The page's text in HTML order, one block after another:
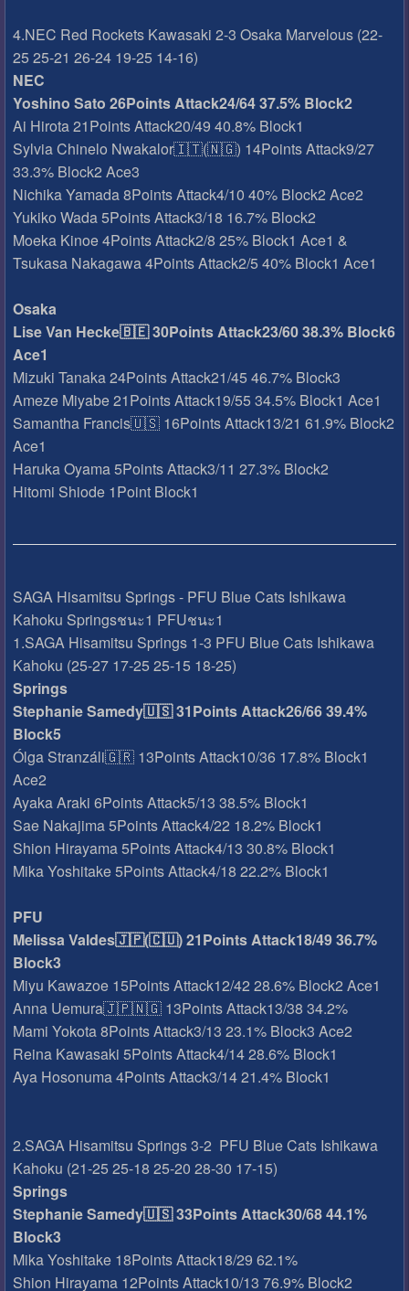
4.NEC Red Rockets Kawasaki 2-3 Osaka Marvelous (22-
25 25-21 26-24 19-25 14-16)
NEC
Yoshino Sato 26Points Attack24/64 37.5% Block2
Ai Hirota 21Points Attack20/49 40.8% Block1
Sylvia Chinelo Nwakalor🇮🇹(🇳🇬) 14Points Attack9/27
33.3% Block2 Ace3
Nichika Yamada 8Points Attack4/10 40% Block2 Ace2
Yukiko Wada 5Points Attack3/18 16.7% Block2
Moeka Kinoe 4Points Attack2/8 25% Block1 Ace1 &
Tsukasa Nakagawa 4Points Attack2/5 40% Block1 Ace1
Osaka
Lise Van Hecke🇧🇪 30Points Attack23/60 38.3% Block6
Ace1
Mizuki Tanaka 24Points Attack21/45 46.7% Block3
Ameze Miyabe 21Points Attack19/55 34.5% Block1 Ace1
Samantha Francis🇺🇸 16Points Attack13/21 61.9% Block2
Ace1
Haruka Oyama 5Points Attack3/11 27.3% Block2
Hitomi Shiode 1Point Block1
SAGA Hisamitsu Springs - PFU Blue Cats Ishikawa
Kahoku Springsชนะ1 PFUชนะ1
1.SAGA Hisamitsu Springs 1-3 PFU Blue Cats Ishikawa
Kahoku (25-27 17-25 25-15 18-25)
Springs
Stephanie Samedy🇺🇸 31Points Attack26/66 39.4%
Block5
Ólga Stranzáli🇬🇷 13Points Attack10/36 17.8% Block1
Ace2
Ayaka Araki 6Points Attack5/13 38.5% Block1
Sae Nakajima 5Points Attack4/22 18.2% Block1
Shion Hirayama 5Points Attack4/13 30.8% Block1
Mika Yoshitake 5Points Attack4/18 22.2% Block1
PFU
Melissa Valdes🇯🇵(🇨🇺) 21Points Attack18/49 36.7%
Block3
Miyu Kawazoe 15Points Attack12/42 28.6% Block2 Ace1
Anna Uemura🇯🇵🇳🇬 13Points Attack13/38 34.2%
Mami Yokota 8Points Attack3/13 23.1% Block3 Ace2
Reina Kawasaki 5Points Attack4/14 28.6% Block1
Aya Hosonuma 4Points Attack3/14 21.4% Block1
2.SAGA Hisamitsu Springs 3-2 PFU Blue Cats Ishikawa
Kahoku (21-25 25-18 25-20 28-30 17-15)
Springs
Stephanie Samedy🇺🇸 33Points Attack30/68 44.1%
Block3
Mika Yoshitake 18Points Attack18/29 62.1%
Shion Hirayama 12Points Attack10/13 76.9% Block2